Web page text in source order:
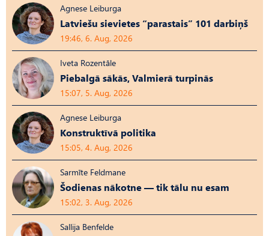
Agnese Leiburga
Latviešu sievietes “parastais” 101 darbiņš
19:46, 6. Aug, 2026
Iveta Rozentāle
Piebalgā sākās, Valmierā turpinās
15:07, 5. Aug, 2026
Agnese Leiburga
Konstruktīvā politika
15:05, 4. Aug, 2026
Sarmīte Feldmane
Šodienas nākotne — tik tālu nu esam
15:02, 3. Aug, 2026
Sallija Benfelde